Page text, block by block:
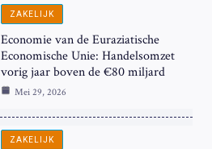
ZAKELIJK
Economie van de Euraziatische
Economische Unie: Handelsomzet
vorig jaar boven de €80 miljard
Mei 29, 2026
ZAKELIJK